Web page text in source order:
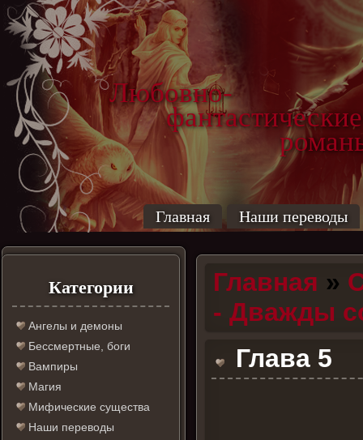
Любовно-
фантастические
Главная Наши переводы
Категории
Ангелы и демоны
Бессмертные, боги
Вампиры
Магия
Мифические существа
Наши переводы
Главная »
- Дважды
Глава 5